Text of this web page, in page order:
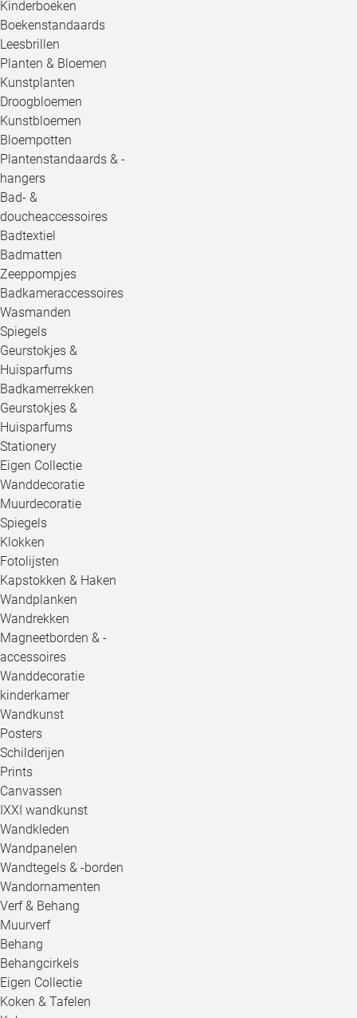
Kinderboeken
Boekenstandaards
Leesbrillen
Planten & Bloemen
Kunstplanten
Droogbloemen
Kunstbloemen
Bloempotten
Plantenstandaards & -
hangers
Bad- &
doucheaccessoires
Badtextiel
Badmatten
Zeeppompjes
Badkameraccessoires
Wasmanden
Spiegels
Geurstokjes &
Huisparfums
Badkamerrekken
Geurstokjes &
Huisparfums
Stationery
Eigen Collectie
Wanddecoratie
Muurdecoratie
Spiegels
Klokken
Fotolijsten
Kapstokken & Haken
Wandplanken
Wandrekken
Magneetborden & -
accessoires
Wanddecoratie
kinderkamer
Wandkunst
Posters
Schilderijen
Prints
Canvassen
IXXI wandkunst
Wandkleden
Wandpanelen
Wandtegels & -borden
Wandornamenten
Verf & Behang
Muurverf
Behang
Behangcirkels
Eigen Collectie
Koken & Tafelen